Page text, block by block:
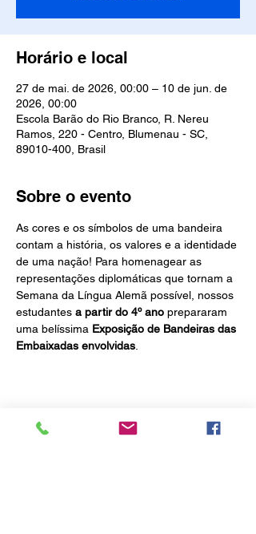
Horário e local
27 de mai. de 2026, 00:00 – 10 de jun. de
2026, 00:00
Escola Barão do Rio Branco, R. Nereu
Ramos, 220 - Centro, Blumenau - SC,
89010-400, Brasil
Sobre o evento
As cores e os símbolos de uma bandeira
contam a história, os valores e a identidade
de uma nação! Para homenagear as
representações diplomáticas que tornam a
Semana da Língua Alemã possível, nossos
estudantes a partir do 4º ano prepararam
uma belíssima Exposição de Bandeiras das
Embaixadas envolvidas
Compartilhe esse evento